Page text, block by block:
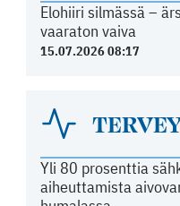
Elohiiri silmässä –
vaaraton vaiva
15.07.2026 08:17
Yli 80 prosenttia
aiheuttamista